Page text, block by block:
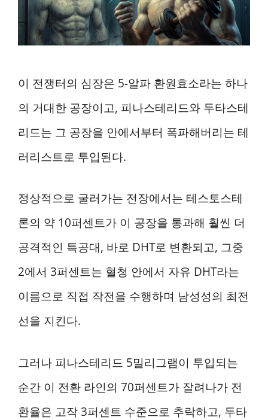
이 전쟁터의 심장은 5-알파 환원효소라는 하나
의 거대한 공장이고, 피나스테리드와 두타스테
리드는 그 공장을 안에서부터 폭파해버리는 테
러리스트로 투입된다.
정상적으로 굴러가는 전장에서는 테스토스테
론의 약 10퍼센트가 이 공장을 통과해 훨씬 더
공격적인 특공대, 바로 DHT로 변환되고, 그중
2에서 3퍼센트는 혈청 안에서 자유 DHT라는
이름으로 직접 작전을 수행하며 남성성의 최전
선을 지킨다.
그러나 피나스테리드 5밀리그램이 투입되는
순간 이 전환 라인의 70퍼센트가 잘려나가 전
환율은 고작 3퍼센트 수준으로 추락하고, 두타